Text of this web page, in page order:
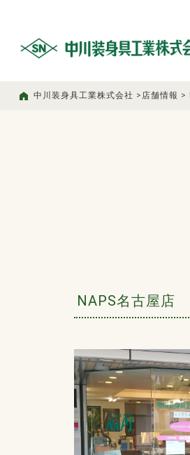
中川装身具工業株式会社 > 店舗情報 >
NAPS名古屋店